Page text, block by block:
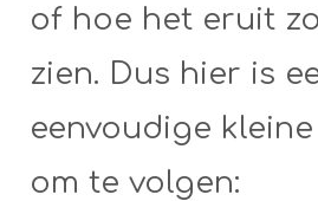
of hoe het eruit
zien. Dus hier is
eenvoudige
om te volgen: